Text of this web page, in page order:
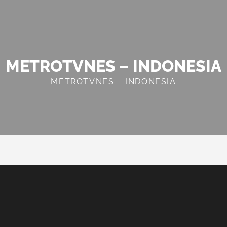
METROTVNES – INDONESIA
METROTVNES – INDONESIA